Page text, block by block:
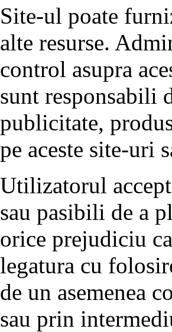
Site-ul poate
alte resurse.
control asupra
sunt responsabili
publicitate,
pe aceste site-uri
Utilizatorul
sau pasibili de a
orice prejudiciu
legatura cu
de un asemenea
sau prin